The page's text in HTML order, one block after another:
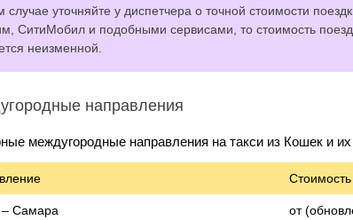
случае уточняйте у диспетчера о точной стоимости
СитиМобил и подобными сервисами, то стоимость
неизменной.
направления
междугородные направления на такси из Кошек и их
Самара от